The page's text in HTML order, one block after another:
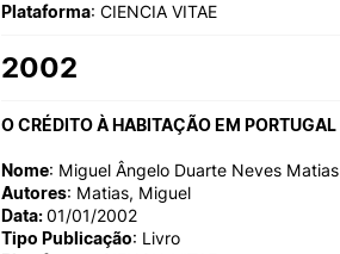
Plataforma: CIENCIA VITAE
2002
O CRÉDITO À HABITAÇÃO EM PORTUGAL
Nome: Miguel Ângelo Duarte Neves Matias
Autores: Matias, Miguel
Data:01/01/2002
Tipo Publicação: Livro